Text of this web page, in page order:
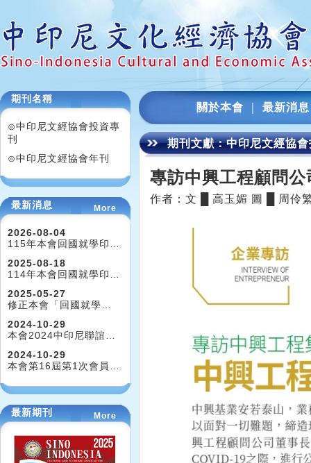
期刊名稱
⊙中印尼文經協會投資專
刊
⊙中印尼文經協會年刊
最新消息 More
2026-08-04
115年本會回國就學印…
2025-08-18
114年本會回國就學印…
2025-05-27
修正本會「回國就學…
2024-10-29
本會2024中印尼聯誼…
2024-10-29
本會第16屆第1次會員…
最新期刊 More
關於本會 ｜最新消息
期刊文獻：中印尼文經協
專訪中興工程顧問
作者：文 █ 高玉媚 圖 █ 周伶